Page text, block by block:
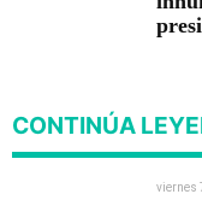
CONTINÚA
viernes